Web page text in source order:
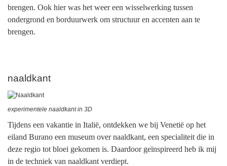
brengen. Ook hier was het weer een wisselwerking tussen
ondergrond en borduurwerk om structuur en accenten aan te
brengen.
naaldkant
experimentele naaldkant in 3D
Tijdens een vakantie in Italië, ontdekken we bij Venetië op het
eiland Burano een museum over naaldkant, een specialiteit die in
deze regio tot bloei gekomen is. Daardoor geïnspireerd heb ik mij
in de techniek van naaldkant verdiept.